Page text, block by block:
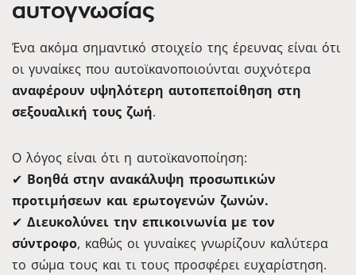
αυτογνωσίας
Ένα ακόμα σημαντικό στοιχείο της έρευνας είναι ότι
οι γυναίκες που αυτοϊκανοποιούνται συχνότερα
αναφέρουν υψηλότερη αυτοπεποίθηση στη
σεξουαλική τους ζωή.
Ο λόγος είναι ότι η αυτοϊκανοποίηση:
✔ Βοηθά στην ανακάλυψη προσωπικών
προτιμήσεων και ερωτογενών ζωνών.
✔ Διευκολύνει την επικοινωνία με τον
σύντροφο, καθώς οι γυναίκες γνωρίζουν καλύτερα
το σώμα τους και τι τους προσφέρει ευχαρίστηση.